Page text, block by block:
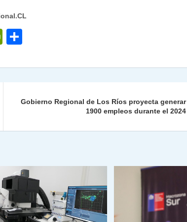
P
nt
dl
m
ar
Gobierno Regional de Los Ríos proyecta generar
1900 empleos durante el 2024